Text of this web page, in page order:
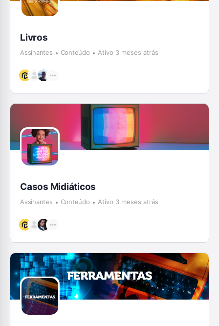
Livros
Assinantes Conteúdo Ativo 3 meses atrás
Casos Midiáticos
Assinantes Conteúdo Ativo 3 meses atrás